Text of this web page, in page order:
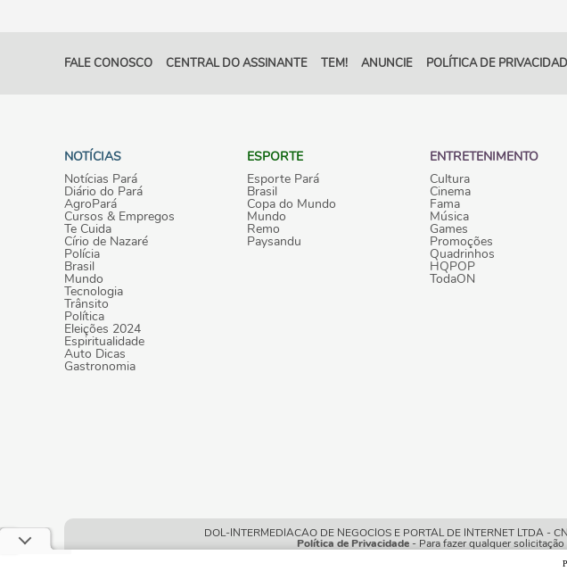
FALE CONOSCO CENTRAL DO ASSINANTE TEM! ANUNCIE POLÍTICA DE
NOTÍCIAS
Notícias Pará
Diário do Pará
AgroPará
Cursos & Empregos
Te Cuida
Círio de Nazaré
Polícia
Brasil
Mundo
Tecnologia
Trânsito
Política
Eleições 2024
Espiritualidade
Auto Dicas
Gastronomia
ESPORTE
Esporte Pará
Brasil
Copa do Mundo
Mundo
Remo
Paysandu
ENTRETENIMENTO
Cultura
Cinema
Fama
Música
Games
Promoções
Quadrinhos
HQPOP
TodaON
DOL-INTERMEDIACAO DE NEGOCIOS E PORTAL DE INTERNET LTDA
Política de Privacidade- Para fazer qualquer